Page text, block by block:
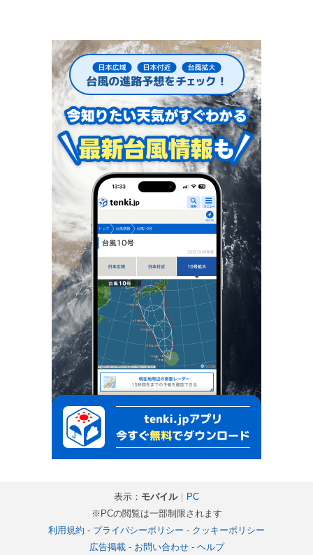
表示： モバイル｜ PC
※PCの閲覧は一部制限されます
利用規約 - プライバシーポリシー - クッキーポリシー
広告掲載- お問い合わせ- ヘルプ